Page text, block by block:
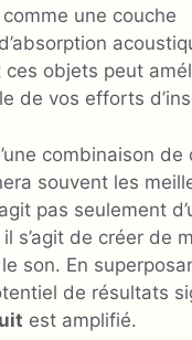
une couche
objets peut
de vos efforts
combinaison de
souvent les
pas seulement
s’agit de créer de
son. En
de résultats
est amplifié.